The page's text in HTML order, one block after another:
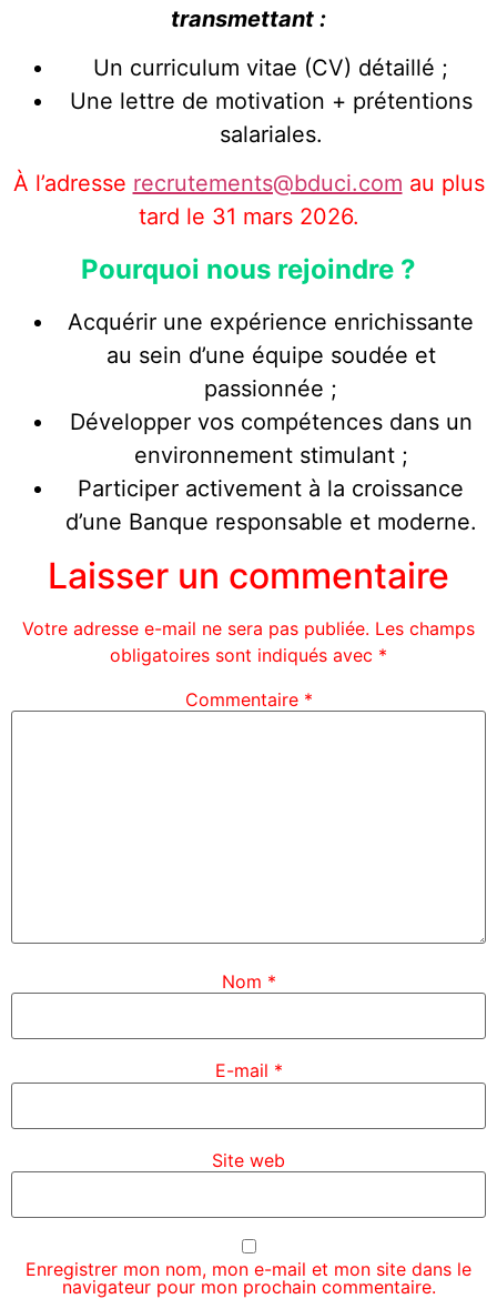
transmettant :
Un curriculum vitae (CV) détaillé ;
Une lettre de motivation + prétentions
salariales.
À l’adresse recrutements@bduci.com au plus
tard le 31 mars 2026.
Pourquoi nous rejoindre ?
Acquérir une expérience enrichissante
au sein d’une équipe soudée et
passionnée ;
⁠Développer vos compétences dans un
environnement stimulant ;
Participer activement à la croissance
d’une Banque responsable et moderne.
Laisser un commentaire
Votre adresse e-mail ne sera pas publiée. Les champs
obligatoires sont indiqués avec *
Commentaire *
Nom *
E-mail *
Site web
Enregistrer mon nom, mon e-mail et mon site dans le
navigateur pour mon prochain commentaire.